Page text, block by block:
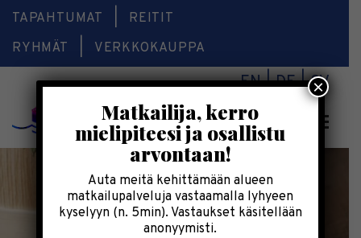
TAPAHTUMAT
REITIT
RYHMÄT
VERKKOKAUPPA
EN DE SV
Matkailija, kerro
mielipiteesi ja osallistu
arvontaan!
Auta meitä kehittämään alueen
matkailupalveluja vastaamalla lyhyeen
kyselyyn (n. 5min). Vastaukset käsitellään
anonyymisti.
×